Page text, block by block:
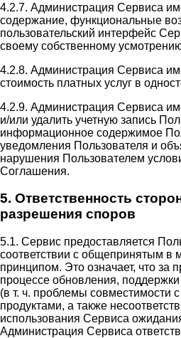
4.2.7. Администрация Сервиса
содержание, функциональные
пользовательский интерфейс
своему собственному
4.2.8. Администрация Сервиса
стоимость платных услуг в
4.2.9. Администрация Сервиса
и/или удалить учетную запись
информационное содержимое
уведомления Пользователя и
нарушения Пользователем
Соглашения.
5. Ответственность
разрешения споров
5.1. Сервис предоставляется
соответствии с общепринятым в
принципом. Это означает, что за
процессе обновления,
(в т. ч. проблемы совместимости
продуктами, а также
использования Сервиса
Администрация Сервиса